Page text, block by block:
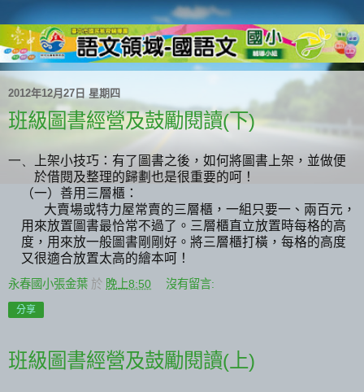
2012年12月27日 星期四
班級圖書經營及鼓勵閱讀(下)
一、
上架小技巧：有了圖書之後，如何將圖書上架，並做便
於借閱及整理的歸劃也是很重要的呵！
（一）善用三層櫃：
大賣場或特力屋常賣的三層櫃，一組只要一、兩百元，
用來放置圖書最恰常不過了。三層櫃直立放置時每格的高
度，用來放一般圖書剛剛好。將三層櫃打橫，每格的高度
又很適合放置太高的繪本呵！
永春國小張金葉 於 晚上8:50 沒有留言:
分享
班級圖書經營及鼓勵閱讀(上)